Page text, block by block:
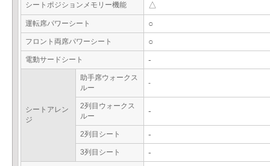
シートポジションメモリー機能 △
運転席パワーシート ○
フロント両席パワーシート ○
電動サードシート -
シートアレン
ジ
助手席ウォークス
ルー
-
2列目ウォークス
ルー
-
2列目シート -
3列目シート -